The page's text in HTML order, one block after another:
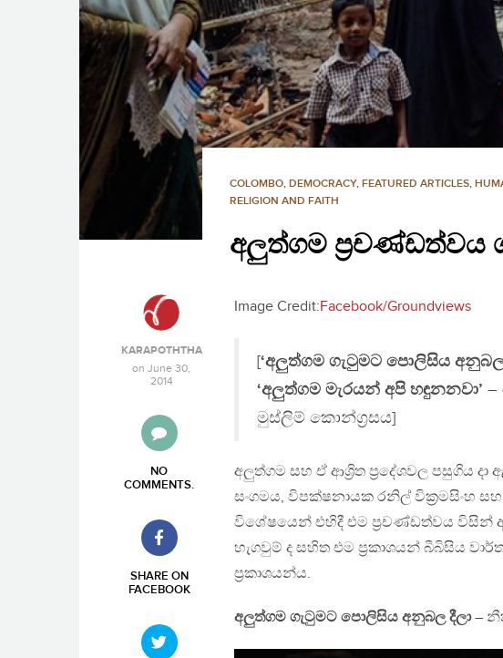
COLOMBO, DEMOCRACY, FEATURED ARTICLES,
RELIGION AND FAITH
අලුත්ගම ප්‍රචණ්ඩත්වය
KARAPOTHTHA
on June 30,
2014
NO
COMMENTS.
SHARE ON
FACEBOOK
Image Credit:Facebook/Groundviews
[‘අලුත්ගම ගැටුමට පොලිසිය අනුබල
‘අලුත්ගම මැරයන් අපි හඳුනනවා’ –
මුස්ලිම් කොන්ග්‍රසය]
අලුත්ගම සහ ඒ ආශ්‍රිත ප්‍රදේශවල පසුගිය
සංගමය, විපක්ෂනායක රනිල් වික්‍රමසිංහ
විශේෂයෙන් එහිදී එම ප්‍රචණ්ඩත්වය විසින්
හැගවුම් ද සහිත එම ප්‍රකාශයන් බීබිසිය
ප්‍රකාශයන්ය.
අලුත්ගම ගැටුමට පොලිසිය අනුබල දීලා–